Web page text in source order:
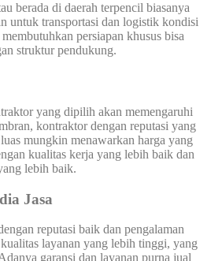
berada di daerah terpencil biasanya
untuk transportasi dan logistik kondisi
persiapan khusus bisa
struktur pendukung.
yang dipilih akan memengaruhi
kontraktor dengan reputasi yang
mungkin menawarkan harga yang
kualitas kerja yang lebih baik dan
lebih baik.
Jasa
reputasi baik dan pengalaman
layanan yang lebih tinggi, yang
garansi dan layanan purna jual